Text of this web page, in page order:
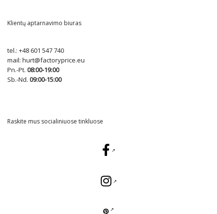
Klientų aptarnavimo biuras
tel.: +48 601 547 740
mail: hurt@factoryprice.eu
Pn.-Pt. 08:00-19:00
Sb.-Nd. 09:00-15:00
Raskite mus socialiniuose tinkluose